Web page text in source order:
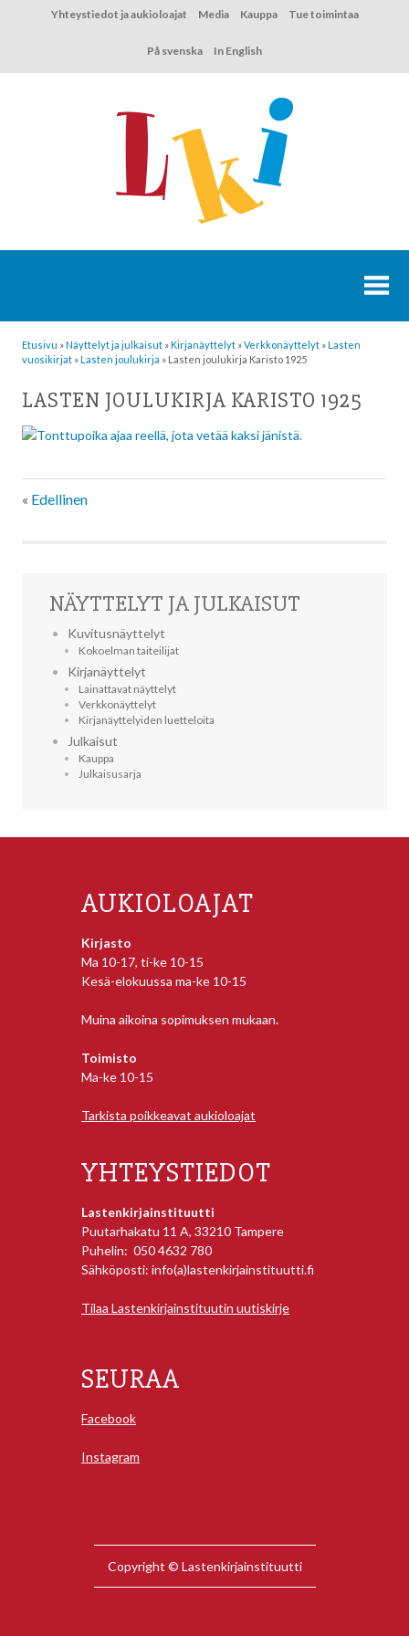
Yhteystiedot ja aukioloajat Media Kauppa Tue toimintaa
På svenska In English
Etusivu »Näyttelyt ja julkaisut »Kirjanäyttelyt »Verkkonäyttelyt »Lasten
vuosikirjat »Lasten joulukirja » Lasten joulukirja Karisto 1925
LASTEN JOULUKIRJA KARISTO 1925
« Edellinen
NÄYTTELYT JA JULKAISUT
Kuvitusnäyttelyt
Kokoelman taiteilijat
Kirjanäyttelyt
Lainattavat näyttelyt
Verkkonäyttelyt
Kirjanäyttelyiden luetteloita
Julkaisut
Kauppa
Julkaisusarja
AUKIOLOAJAT
Kirjasto
Ma 10-17, ti-ke 10-15
Kesä-elokuussa ma-ke 10-15
Muina aikoina sopimuksen mukaan.
Toimisto
Ma-ke 10-15
Tarkista poikkeavat aukioloajat
YHTEYSTIEDOT
Lastenkirjainstituutti
Puutarhakatu 11 A, 33210 Tampere
Puhelin: 050 4632 780
Sähköposti: info(a)lastenkirjainstituutti.fi
Tilaa Lastenkirjainstituutin uutiskirje
SEURAA
Facebook
Instagram
Copyright © Lastenkirjainstituutti